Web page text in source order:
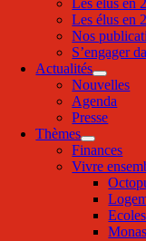
Les élus en
Les élus en
Nos
S’engager
Actualités
Nouvelles
Agenda
Presse
Thèmes
Finances
Vivre
Ecoles